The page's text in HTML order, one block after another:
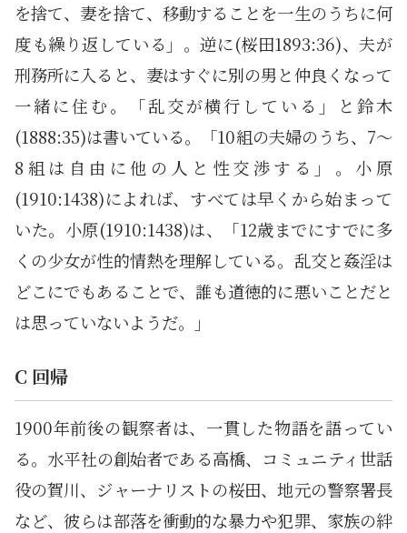
を捨て、妻を捨て、移動することを一生のうちに何
度も繰り返している」。逆に(桜田1893:36)、夫が
刑務所に入ると、妻はすぐに別の男と仲良くなって
一緒に住む。「乱交が横行している」と鈴木
(1888:35)は書いている。「10組の夫婦のうち、7～
8組は自由に他の人と性交渉する」。小原
(1910:1438)によれば、すべては早くから始まって
いた。小原(1910:1438)は、「12歳までにすでに多
くの少女が性的情熱を理解している。乱交と姦淫は
どこにでもあることで、誰も道徳的に悪いことだと
は思っていないようだ。」
C 回帰
1900年前後の観察者は、一貫した物語を語ってい
る。水平社の創始者である高橋、コミュニティ世話
役の賀川、ジャーナリストの桜田、地元の警察署長
など、彼らは部落を衝動的な暴力や犯罪、家族の絆